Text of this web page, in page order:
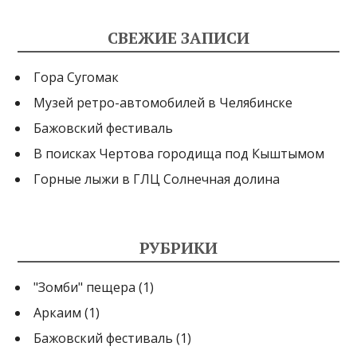
СВЕЖИЕ ЗАПИСИ
Гора Сугомак
Музей ретро-автомобилей в Челябинске
Бажовский фестиваль
В поисках Чертова городища под Кыштымом
Горные лыжи в ГЛЦ Солнечная долина
РУБРИКИ
"Зомби" пещера (1)
Аркаим (1)
Бажовский фестиваль (1)